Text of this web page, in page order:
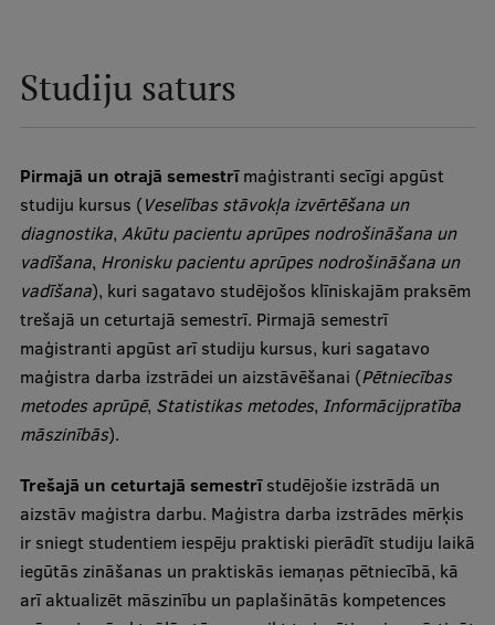
Zinātniskie institūti un laboratorijas
RSU zinātnes portāls
Zinātnes ietekme
Pētniecības platformas
Doktorantūras skola
Pētniecības pakalpojumi
Pētniecības projekti
Zinātnieku brokastis
Vertikāli integrētie projekti
Zinātniskās konferences
Inovāciju centrs
Studiju saturs
Pirmajā un otrajā semestrīmaģistranti secīgi apgūst
studiju kursus (Veselības stāvokļa izvērtēšana un
diagnostika, Akūtu pacientu aprūpes nodrošināšana un
vadīšana, Hronisku pacientu aprūpes nodrošināšana un
vadīšana), kuri sagatavo studējošos klīniskajām praksēm
trešajā un ceturtajā semestrī. Pirmajā semestrī
maģistranti apgūst arī studiju kursus, kuri sagatavo
maģistra darba izstrādei un aizstāvēšanai (Pētniecības
metodes aprūpē, Statistikas metodes, Informācijpratība
māszinībās).
Trešajā un ceturtajā semestrīstudējošie izstrādā un
aizstāv maģistra darbu. Maģistra darba izstrādes mērķis
ir sniegt studentiem iespēju praktiski pierādīt studiju laikā
iegūtās zināšanas un praktiskās iemaņas pētniecībā, kā
arī aktualizēt māszinību un paplašinātās kompetences